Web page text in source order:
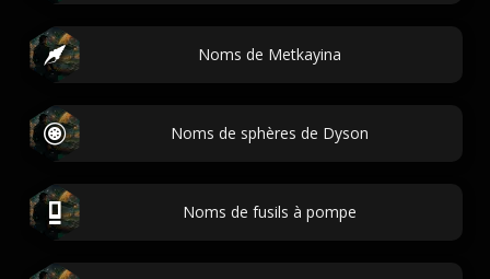
Noms de Metkayina
Noms de sphères de Dyson
Noms de fusils à pompe